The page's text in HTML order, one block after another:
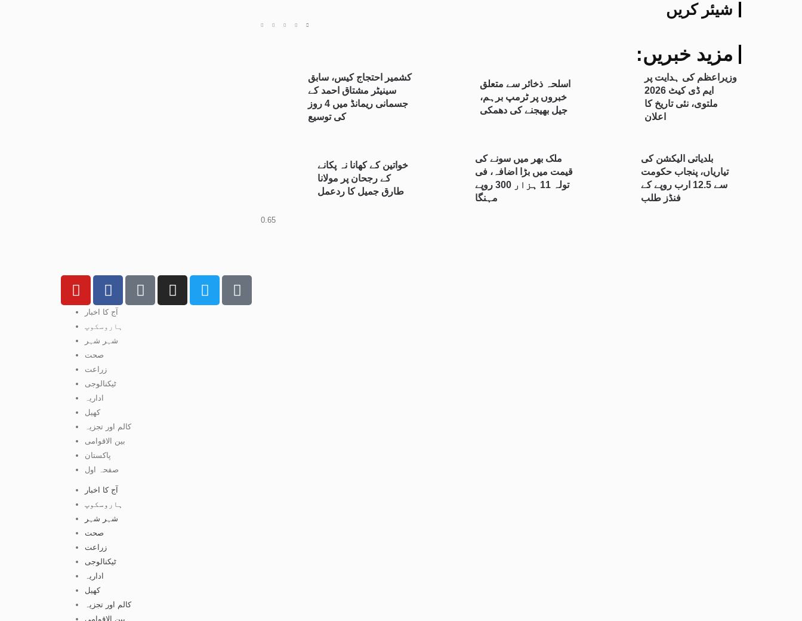
شیئر کریں
:مزید خبریں
کشمیر احتجاج کیس، سابق
سینیٹر مشتاق احمد کے
جسمانی ریمانڈ میں 4 روز
کی توسیع
اسلحہ ذخائر سے متعلق
خبروں پر ٹرمپ برہم،
جیل بھیجنے کی دھمکی
وزیراعظم کی ہدایت پر
ایم ڈی کیٹ 2026
ملتوی، نئی تاریخ کا
اعلان
خواتین کے کھانا نہ پکانے
کے رجحان پر مولانا
طارق جمیل کا ردعمل
ملک بھر میں سونے کی
قیمت میں بڑا اضافہ، فی
تولہ 11 ہزار 300 روپے
مہنگا
بلدیاتی الیکشن کی
تیاریاں، پنجاب حکومت
سے 12.5 ارب روپے کے
فنڈز طلب
آج کا اخبار
ہاروسکوپ
شہر شہر
صحت
زراعت
ٹیکنالوجی
اداریہ
کھیل
کالم اور تجزیہ
بین الاقوامی
پاکستان
صفحہ اول
آج کا اخبار
ہاروسکوپ
شہر شہر
صحت
زراعت
ٹیکنالوجی
اداریہ
کھیل
کالم اور تجزیہ
بین الاقوامی